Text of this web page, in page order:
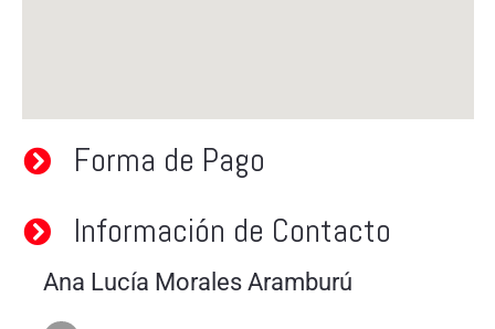
Forma de Pago
Información de Contacto
Ana Lucía Morales Aramburú